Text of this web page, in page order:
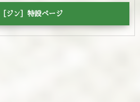
［ジン］特設ページ